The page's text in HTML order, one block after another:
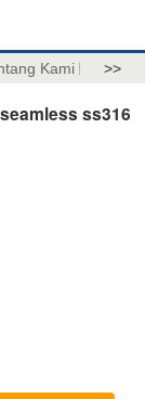
Kami >>
ss316